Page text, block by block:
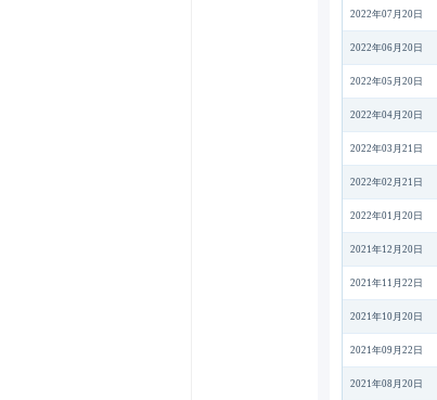
2022年07月20日
2022年06月20日
2022年05月20日
2022年04月20日
2022年03月21日
2022年02月21日
2022年01月20日
2021年12月20日
2021年11月22日
2021年10月20日
2021年09月22日
2021年08月20日